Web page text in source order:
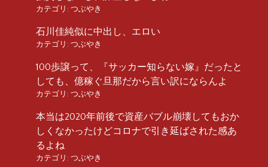
カテゴリ: つぶやき
石川佳純似に中出し、エロい
カテゴリ: つぶやき
100歩譲って、『サッカー知らない嫁』だったと
しても、億稼ぐ旦那だから言い訳にならんよ
カテゴリ: つぶやき
本当は2020年前後で資産バブル崩壊してもおか
しくなかったけどコロナで引き延ばされた感あ
るよね
カテゴリ: つぶやき